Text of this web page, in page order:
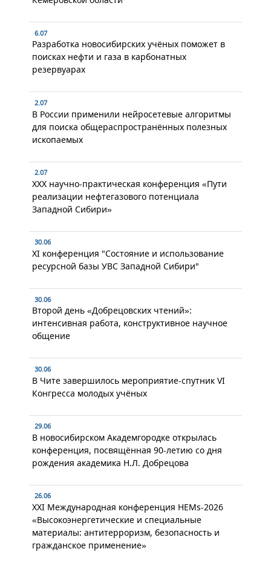
6.07
Разработка новосибирских учёных поможет в
поисках нефти и газа в карбонатных
резервуарах
2.07
В России применили нейросетевые алгоритмы
для поиска общераспространённых полезных
ископаемых
2.07
XXX научно-практическая конференция «Пути
реализации нефтегазового потенциала
Западной Сибири»
30.06
XI конференция "Состояние и использование
ресурсной базы УВС Западной Сибири"
30.06
Второй день «Добрецовских чтений»:
интенсивная работа, конструктивное научное
общение
30.06
В Чите завершилось мероприятие-спутник VI
Конгресса молодых учёных
29.06
В новосибирском Академгородке открылась
конференция, посвящённая 90-летию со дня
рождения академика Н.Л. Добрецова
26.06
XXI Международная конференция HEMs-2026
«Высокоэнергетические и специальные
материалы: антитерроризм, безопасность и
гражданское применение»